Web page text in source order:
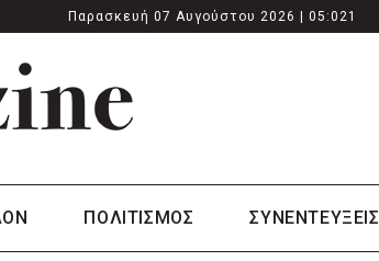
Παρασκευή 07 Αυγούστου 2026 | 05:021
ΠΟΛΙΤΙΣΜΟΣ ΣΥΝΕΝΤΕΥΞΕΙΣ